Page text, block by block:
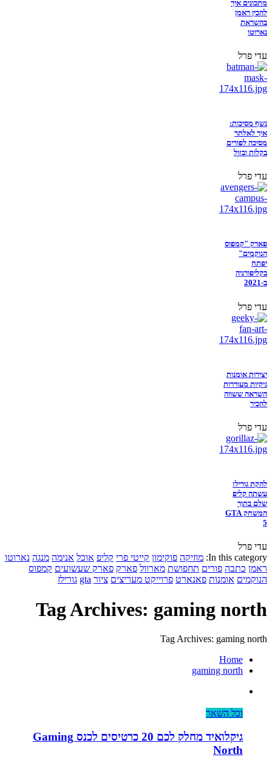
מתכונים איך
להכין ראמן
בהשראת
נארוטו
עדי פרל
נשף מסיכות:
איך לאלתר
מסיכה לפורים
בקלות ובזול
עדי פרל
פארק "קמפוס
הנוקמים"
יפתח
בקליפורניה
ב-2021
עדי פרל
יצירות אומנות
גיקיות מעוררות
השראה ששווה
להכיר
עדי פרל
להקת גורילז
עשתה קליפ
שלם בתוך
המשחק GTA
5
עדי פרל
In this category: מוזיקה פוקימון קייטי פרי קליפ אוכל אנימה מנגה נארוטו
ראמן כתבה פורים תחפושת מארוול פארק פארק שעשועים קמפוס
הנוקמים אומנות פאנארט פרוייקט מעריצים ציור gta גורילז
Tag Archives: gaming north
Tag Archives: gaming north
Home
gaming north
וכל השאר
גיקלואיד מחלק לכם 20 כרטיסים לכנס Gaming
North